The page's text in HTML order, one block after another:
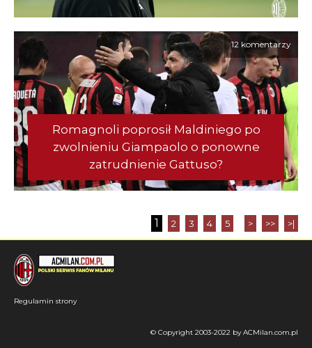
12 komentarzy
Romagnoli poprosił Maldiniego po
zwolnieniu Giampaolo o ponowne
zatrudnienie Gattuso?
1 2 3 4 5 > >> >|
Regulamin strony
© Copyright 2003-2022 by ACMilan.com.pl